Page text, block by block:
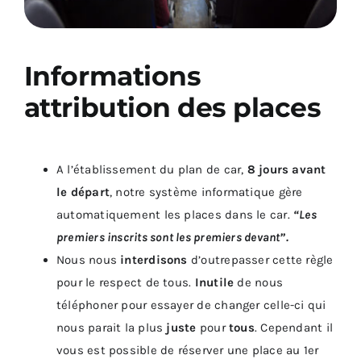
Informations
attribution des places
A l’établissement du plan de car, 8 jours avant
le départ, notre système informatique gère
automatiquement les places dans le car. “Les
premiers inscrits sont les premiers devant”.
Nous nous interdisons d’outrepasser cette règle
pour le respect de tous. Inutile de nous
téléphoner pour essayer de changer celle-ci qui
nous parait la plus juste pourtous. Cependant il
vous est possible de réserver une place au 1er